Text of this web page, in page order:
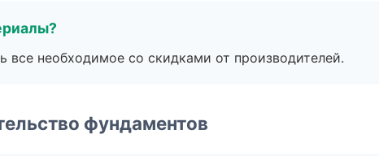
необходимое со скидками от производителей.
фундаментов